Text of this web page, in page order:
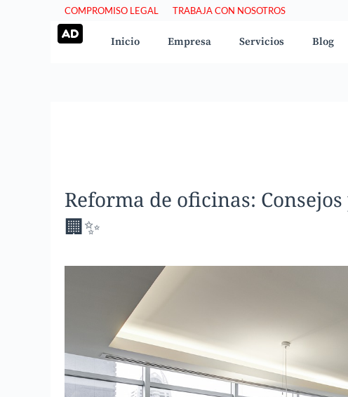
COMPROMISO LEGAL TRABAJA CON NOSOTROS
Inicio Empresa Servicios Blog
Reforma de oficinas:
🏢✨